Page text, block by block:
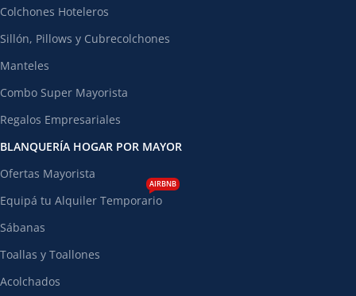
Colchones Hoteleros
Sillón, Pillows y Cubrecolchones
Manteles
Combo Super Mayorista
Regalos Empresariales
BLANQUERÍA HOGAR POR MAYOR
Ofertas Mayorista
Equipá tu Alquiler Temporario
AIRBNB
Sábanas
Toallas y Toallones
Acolchados